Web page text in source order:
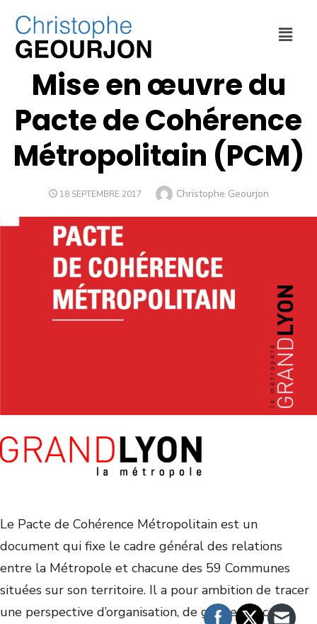
COLLECTIVITÉ ,MÉTROPOLE DE LYON
Mise en œuvre du
Pacte de Cohérence
Métropolitain (PCM)
18 SEPTEMBRE 2017 Christophe Geourjon
Le Pacte de Cohérence Métropolitain est un
document qui fixe le cadre général des relations
entre la Métropole et chacune des 59 Communes
situées sur son territoire. Il a pour ambition de tracer
une perspective d’organisation, de gouvernance et